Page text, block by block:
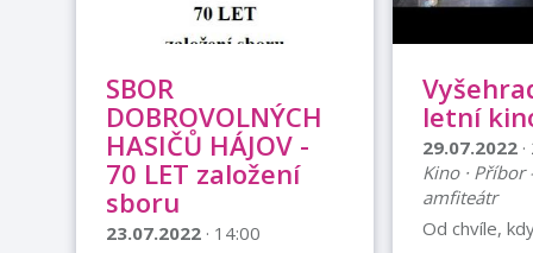
SBOR
DOBROVOLNÝCH
HASIČŮ HÁJOV -
70 LET založení
sboru
23.07.2022 · 14:00
letní
29.07.2022
Kino ·
amfiteátr
Od chvíle,